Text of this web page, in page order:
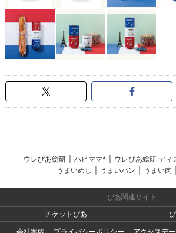
ウレぴあ総研 ハピママ* ウレぴあ総研 ディ
うまいめし
うまいパン うまい肉
ぴあ関連サイト
チケットぴあ